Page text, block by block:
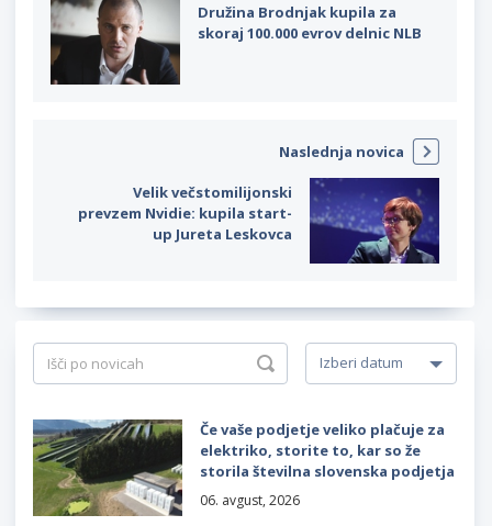
Družina Brodnjak kupila za
skoraj 100.000 evrov delnic NLB
Naslednja novica
Velik večstomilijonski
prevzem Nvidie: kupila start-
up Jureta Leskovca
Če vaše podjetje veliko plačuje za
elektriko, storite to, kar so že
storila številna slovenska podjetja
06. avgust, 2026